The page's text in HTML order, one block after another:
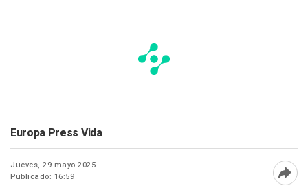
Europa Press Vida
Jueves, 29 mayo 2025
Publicado: 16:59